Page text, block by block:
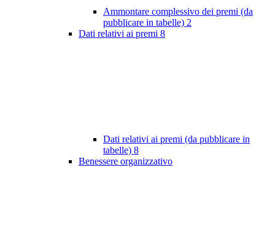
Ammontare complessivo dei premi (da
pubblicare in tabelle) 2
Dati relativi ai premi 8
Dati relativi ai premi (da pubblicare in
tabelle) 8
Benessere organizzativo